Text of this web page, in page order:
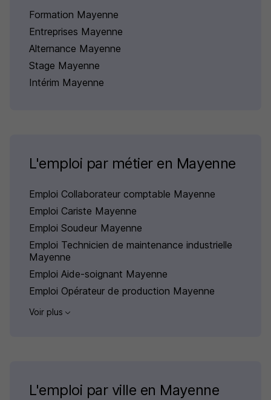
Formation Mayenne
Entreprises Mayenne
Alternance Mayenne
Stage Mayenne
Intérim Mayenne
L'emploi par métier en Mayenne
Emploi Collaborateur comptable Mayenne
Emploi Cariste Mayenne
Emploi Soudeur Mayenne
Emploi Technicien de maintenance industrielle
Mayenne
Emploi Aide-soignant Mayenne
Emploi Opérateur de production Mayenne
Voir plus
L'emploi par ville en Mayenne